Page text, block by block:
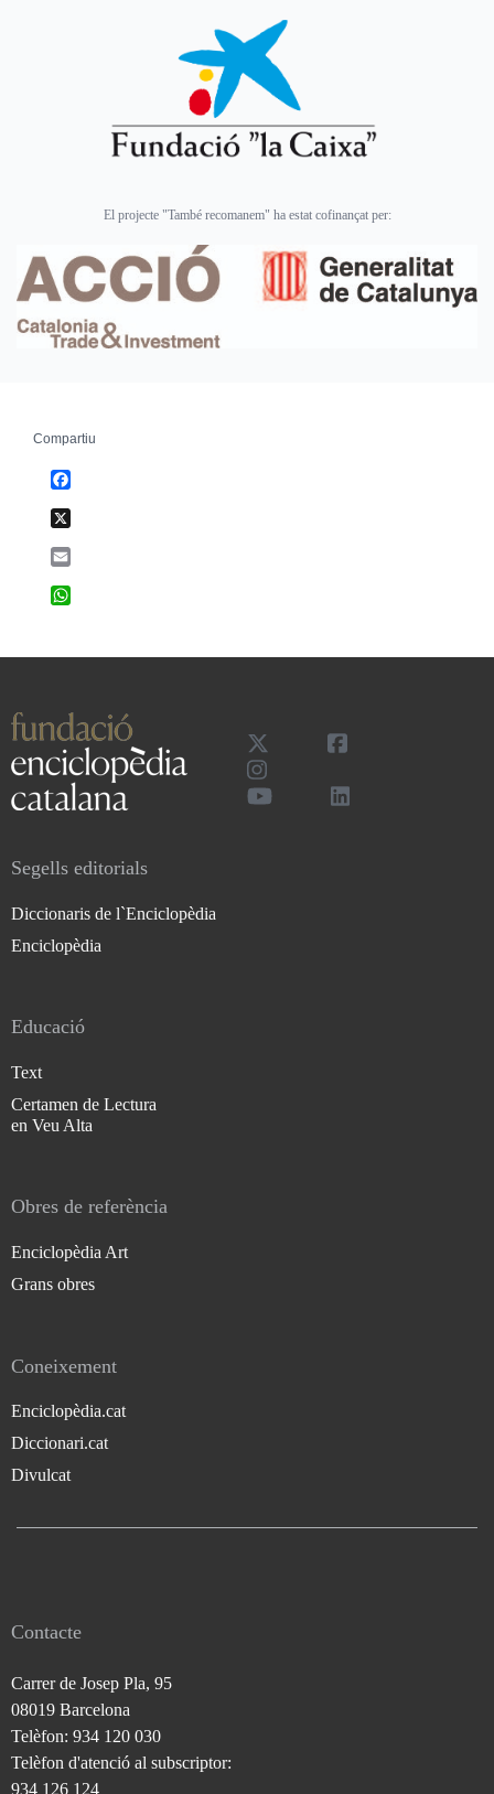
El projecte "També recomanem" ha estat cofinançat per:
Compartiu
Segells editorials
Diccionaris de l`Enciclopèdia
Enciclopèdia
Educació
Text
Certamen de Lectura
en Veu Alta
Obres de referència
Enciclopèdia Art
Grans obres
Coneixement
Enciclopèdia.cat
Diccionari.cat
Divulcat
Contacte
Carrer de Josep Pla, 95
08019 Barcelona
Telèfon: 934 120 030
Telèfon d'atenció al subscriptor:
934 126 124